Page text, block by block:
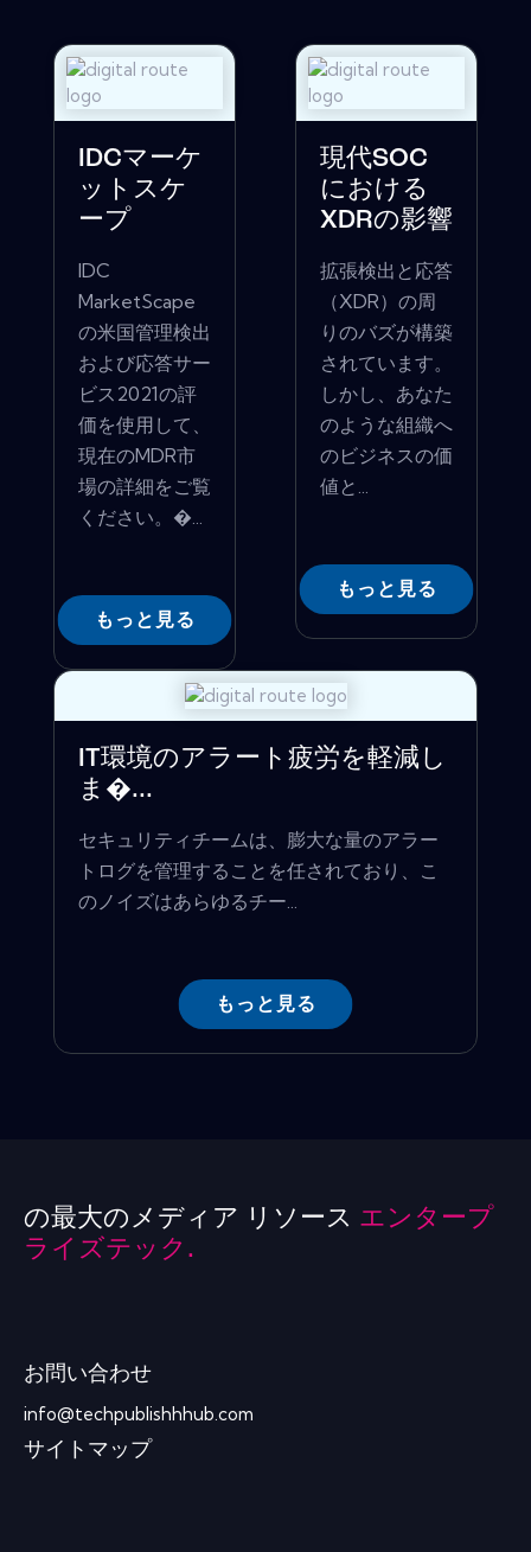
IDCマーケ
ットスケ
ープ
IDC
MarketScape
の米国管理検出
および応答サー
ビス2021の評
価を使用して、
現在のMDR市
場の詳細をご覧
ください。�...
もっと見る
現代SOC
における
XDRの影響
拡張検出と応答
（XDR）の周
りのバズが構築
されています。
しかし、あなた
のような組織へ
のビジネスの価
値と...
もっと見る
IT環境のアラート疲労を軽減し
ま�...
セキュリティチームは、膨大な量のアラー
トログを管理することを任されており、こ
のノイズはあらゆるチー...
もっと見る
の最大のメディア リソース エンタープ
ライズテック.
お問い合わせ
info@techpublishhhub.com
サイトマップ